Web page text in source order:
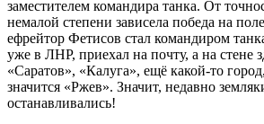
заместителем командира танка. От
немалой степени зависела победа на
ефрейтор Фетисов стал командиром
уже в ЛНР, приехал на почту, а на стене
«Саратов», «Калуга», ещё какой-то
значится «Ржев». Значит, недавно
останавливались!